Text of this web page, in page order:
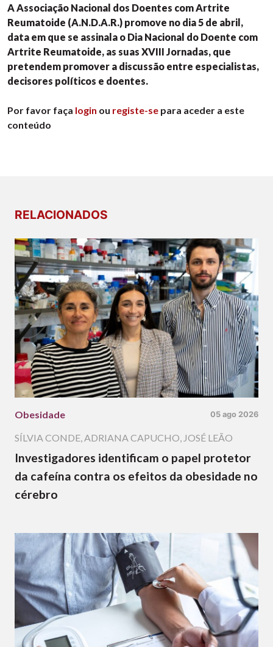
A Associação Nacional dos Doentes com Artrite
Reumatoide (A.N.D.A.R.) promove no dia 5 de abril,
data em que se assinala o Dia Nacional do Doente com
Artrite Reumatoide, as suas XVIII Jornadas, que
pretendem promover a discussão entre especialistas,
decisores políticos e doentes.
Por favor faça login ou registe-se para aceder a este
conteúdo
RELACIONADOS
Obesidade 05 ago 2026
SÍLVIA CONDE,ADRIANA CAPUCHO, JOSÉ LEÃO
Investigadores identificam o papel protetor
da cafeína contra os efeitos da obesidade no
cérebro